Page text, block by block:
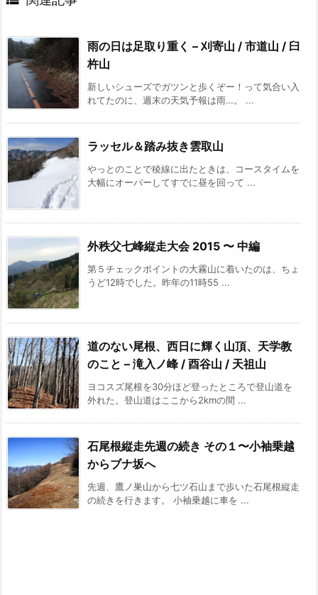
雨の日は足取り重く – 刈寄山 / 市道山 / 臼
杵山
新しいシューズでガツンと歩くぞー！って気合い入
れてたのに、週末の天気予報は雨…。 ...
ラッセル＆踏み抜き雲取山
やっとのことで稜線に出たときは、コースタイムを
大幅にオーバーしてすでに昼を回って ...
外秩父七峰縦走大会 2015 〜 中編
第５チェックポイントの大霧山に着いたのは、ちょ
うど12時でした。昨年の11時55 ...
道のない尾根、西日に輝く山頂、天学教
のこと – 滝入ノ峰 / 酉谷山 / 天祖山
ヨコスズ尾根を30分ほど登ったところで登山道を
外れた。登山道はここから2kmの間 ...
石尾根縦走先週の続き その１〜小袖乗越
からブナ坂へ
先週、鷹ノ巣山から七ツ石山まで歩いた石尾根縦走
の続きを行きます。 小袖乗越に車を ...